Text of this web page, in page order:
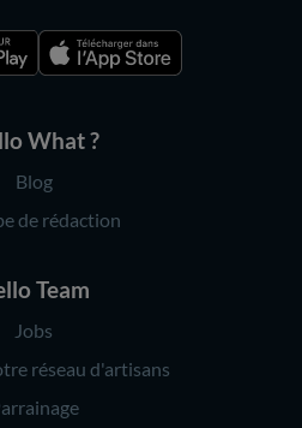
What ?
Blog
de rédaction
Team
Jobs
réseau d'artisans